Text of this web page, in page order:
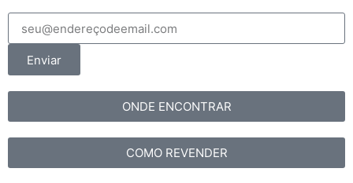
Enviar
ONDE ENCONTRAR
COMO REVENDER